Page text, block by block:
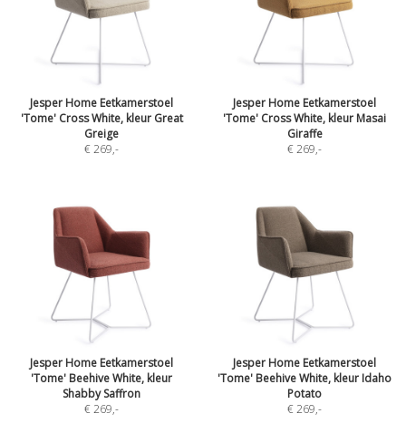
Jesper Home Eetkamerstoel
'Tome' Cross White, kleur Great
Greige
€ 269,-
Jesper Home Eetkamerstoel
'Tome' Cross White, kleur Masai
Giraffe
€ 269,-
Jesper Home Eetkamerstoel
'Tome' Beehive White, kleur
Shabby Saffron
€ 269,-
Jesper Home Eetkamerstoel
'Tome' Beehive White, kleur Idaho
Potato
€ 269,-